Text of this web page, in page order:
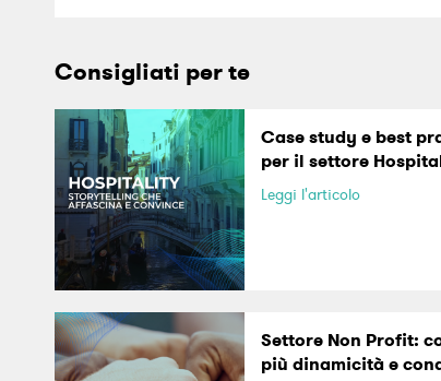
Consigliati per te
Case study e best
per il settore
Leggi l'articolo
Settore Non Profit:
più dinamicità e